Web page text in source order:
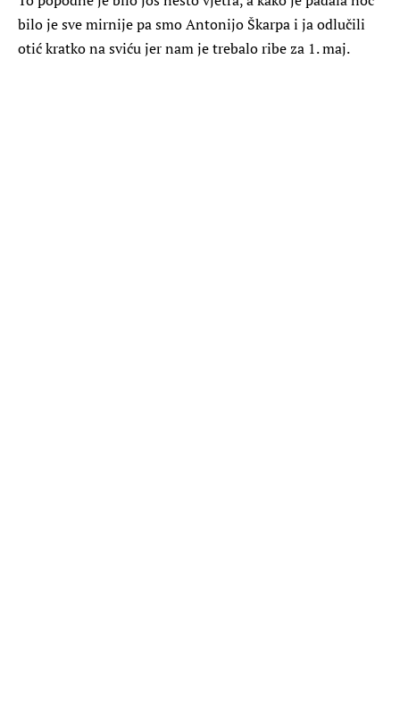
bilo je sve mirnije pa smo Antonijo Škarpa i ja odlučili
otić kratko na sviću jer nam je trebalo ribe za 1. maj.